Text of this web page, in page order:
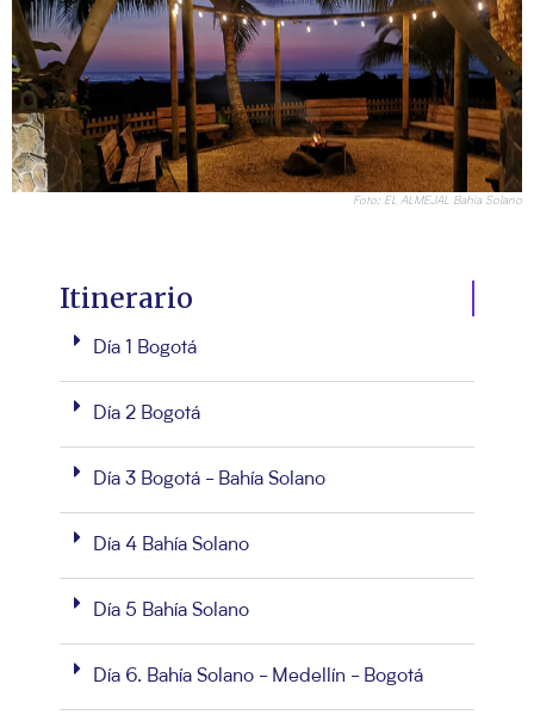
Foto: EL ALMEJAL Bahía Solano
Itinerario
Día 1 Bogotá
Día 2 Bogotá
Día 3 Bogotá - Bahía Solano
Día 4 Bahía Solano
Día 5 Bahía Solano
Día 6. Bahía Solano - Medellín - Bogotá